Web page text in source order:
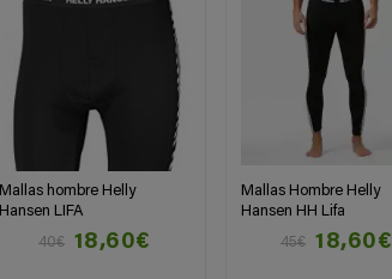
Mallas hombre Helly
Hansen LIFA
40€
18,60€
Mallas Hombre Helly
Hansen HH Lifa
45€
18,60€